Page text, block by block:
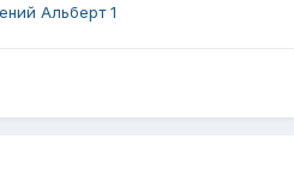
Альберт 1